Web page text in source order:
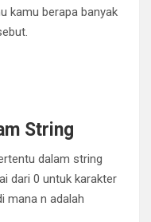
kamu berapa banyak
String
dalam string
dari 0 untuk karakter
mana n adalah